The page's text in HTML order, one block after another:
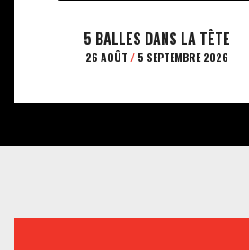
5 BALLES DANS LA TÊTE
26 AOÛT /5 SEPTEMBRE 2026